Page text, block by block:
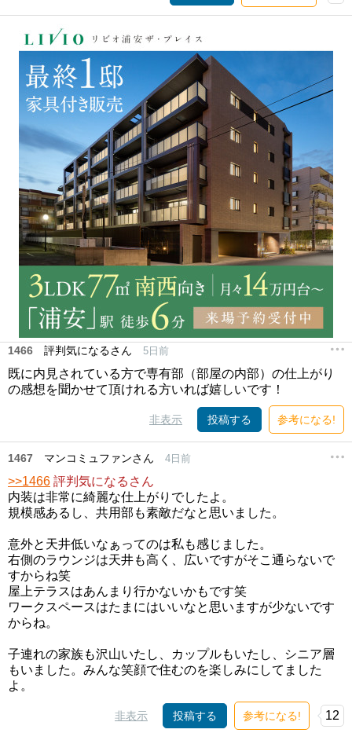
1466 評判気になるさん 5日前
既に内見されている方で専有部（部屋の内部）の仕上がり
の感想を聞かせて頂けれる方いれば嬉しいです！
非表示 投稿する 参考になる!
1467 マンコミュファンさん 4日前
>>1466 評判気になるさん
内装は非常に綺麗な仕上がりでしたよ。
規模感あるし、共用部も素敵だなと思いました。
意外と天井低いなぁってのは私も感じました。
右側のラウンジは天井も高く、広いですがそこ通らないで
すからね笑
屋上テラスはあんまり行かないかもです笑
ワークスペースはたまにはいいなと思いますが少ないです
からね。
子連れの家族も沢山いたし、カップルもいたし、シニア層
もいました。みんな笑顔で住むのを楽しみにしてました
よ。
非表示 投稿する 参考になる! 12